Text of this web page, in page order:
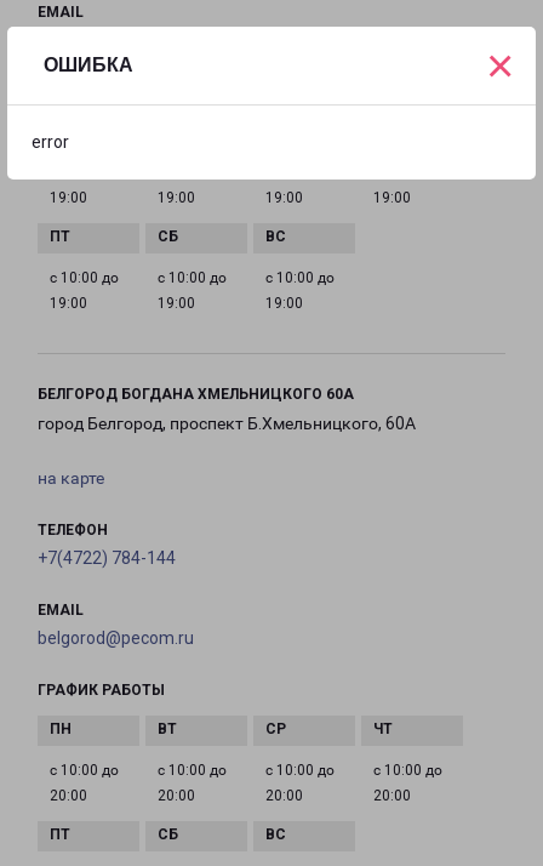
ОШИБКА
error
×
EMAIL
19:00
19:00
19:00
19:00
с 10:00 до
19:00
с 10:00 до
19:00
с 10:00 до
19:00
БЕЛГОРОД БОГДАНА ХМЕЛЬНИЦКОГО 60А
город Белгород, проспект Б.Хмельницкого, 60А
на карте
ТЕЛЕФОН
+7(4722) 784-144
EMAIL
belgorod@pecom.ru
ГРАФИК РАБОТЫ
с 10:00 до
20:00
с 10:00 до
20:00
с 10:00 до
20:00
с 10:00 до
20:00